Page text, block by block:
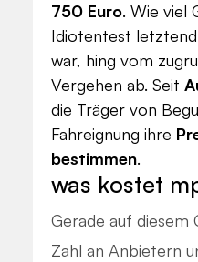
750 Euro. Wie viel
Idiotentest
war, hing vom
Vergehen ab. Seit
die Träger von
Fahreignung ihre
bestimmen.
was kostet
Gerade auf
Zahl an Anbietern